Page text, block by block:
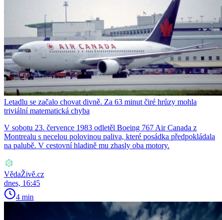
Letadlu se začalo chovat divně. Za 63 minut čiré hrůzy mohla
triviální matematická chyba
V sobotu 23. července 1983 odletěl Boeing 767 Air Canada z
Montrealu s necelou polovinou paliva, které posádka předpokládala
na palubě. V cestovní hladině mu zhasly oba motory.
VědaŽivě.cz
dnes, 16:45
4 min